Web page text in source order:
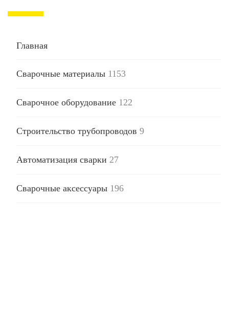
Главная
Сварочные материалы 1153
Сварочное оборудование 122
Строительство трубопроводов 9
Автоматизация сварки 27
Сварочные аксессуары 196